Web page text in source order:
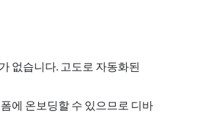
없습니다. 고도로 자동화된
에 온보딩할 수 있으므로 디바